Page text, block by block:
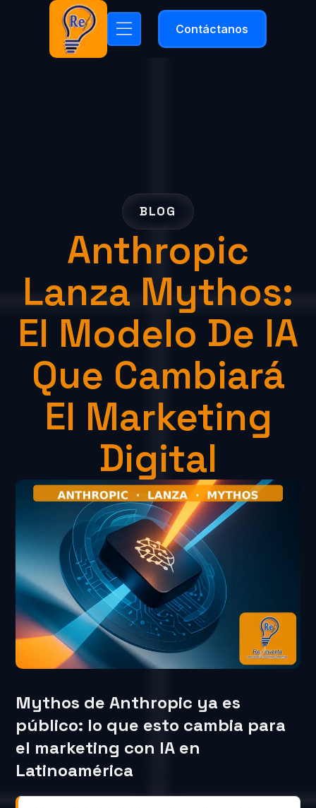
Contáctanos
BLOG
Anthropic
Lanza Mythos:
El Modelo De IA
Que Cambiará
El Marketing
Digital
Mythos de Anthropic ya es
público: lo que esto cambia para
el marketing con IA en
Latinoamérica